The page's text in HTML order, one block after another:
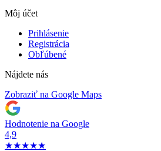
Môj účet
Prihlásenie
Registrácia
Obľúbené
Nájdete nás
Zobraziť na Google Maps
Hodnotenie na Google
4,9
★★★★★